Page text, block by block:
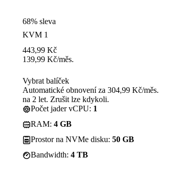
68% sleva
KVM 1
443,99 Kč
139,99 Kč/měs.
Vybrat balíček
Automatické obnovení za 304,99 Kč/měs.
na 2 let. Zrušit lze kdykoli.
Počet jader vCPU: 1
RAM: 4 GB
Prostor na NVMe disku: 50 GB
Bandwidth: 4 TB